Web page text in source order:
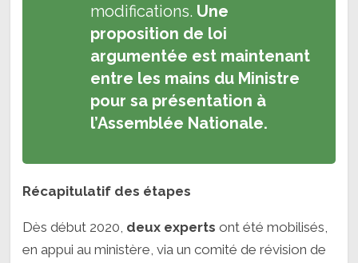
modifications. Une
proposition de loi
argumentée est maintenant
entre les mains du Ministre
pour sa présentation à
l’Assemblée Nationale.
Récapitulatif des étapes
Dès début 2020, deux experts ont été mobilisés,
en appui au ministère, via un comité de révision de